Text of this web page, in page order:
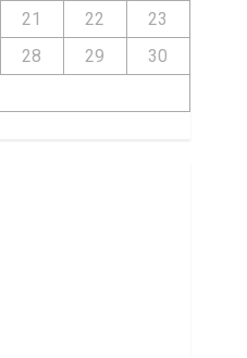
21 22
23
28 29
30